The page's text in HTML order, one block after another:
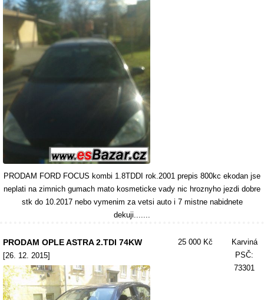
PRODAM FORD FOCUS kombi 1.8TDDI rok.2001 prepis 800kc ekodan jse
neplati na zimnich gumach mato kosmeticke vady nic hroznyho jezdi dobre
stk do 10.2017 nebo vymenim za vetsi auto i 7 mistne nabidnete
dekuji.......
PRODAM OPLE ASTRA 2.TDI 74KW
[26. 12. 2015]
25 000 Kč
Karviná
PSČ:
73301